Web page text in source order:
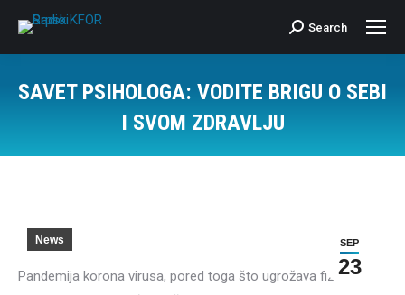
Search:
Search
SAVET PSIHOLOGA: VODITE BRIGU O SEBI
I SVOM ZDRAVLJU
SEP
23
News
Pandemija korona virusa, pored toga što ugrožava fizički